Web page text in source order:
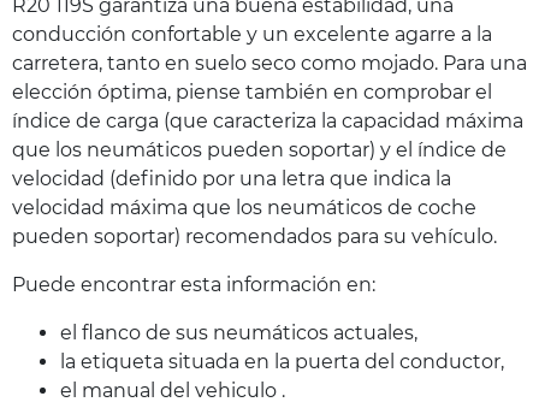
R20 119S garantiza una buena estabilidad, una
conducción confortable y un excelente agarre a la
carretera, tanto en suelo seco como mojado. Para una
elección óptima, piense también en comprobar el
índice de carga (que caracteriza la capacidad máxima
que los neumáticos pueden soportar) y el índice de
velocidad (definido por una letra que indica la
velocidad máxima que los neumáticos de coche
pueden soportar) recomendados para su vehículo.
Puede encontrar esta información en:
el flanco de sus neumáticos actuales,
la etiqueta situada en la puerta del conductor,
el manual del vehiculo .